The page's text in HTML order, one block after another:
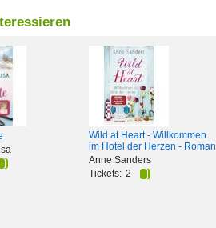
Wild at Heart - Willkommen
im Hotel der Herzen - Roman
Anne Sanders
Tickets: 2